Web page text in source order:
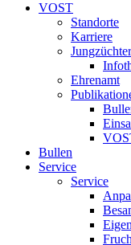
VOST
Standorte
Karriere
Jungzüchter
Ehrenamt
Bullen
Service
Service